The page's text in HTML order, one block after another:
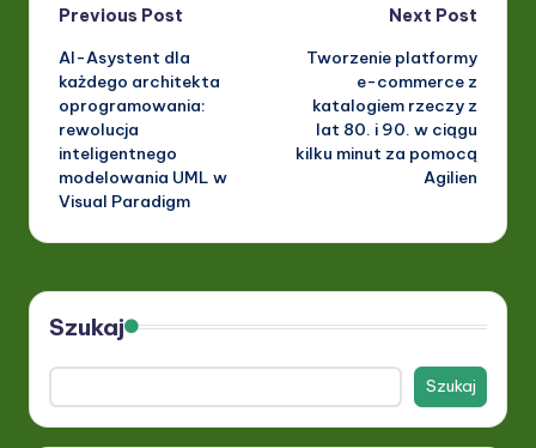
Post
navigation
Previous Post
AI-Asystent dla
każdego architekta
oprogramowania:
rewolucja
inteligentnego
modelowania UML w
Visual Paradigm
Next Post
Tworzenie platformy
e-commerce z
katalogiem rzeczy z
lat 80. i 90. w ciągu
kilku minut za pomocą
Agilien
Szukaj
Szukaj